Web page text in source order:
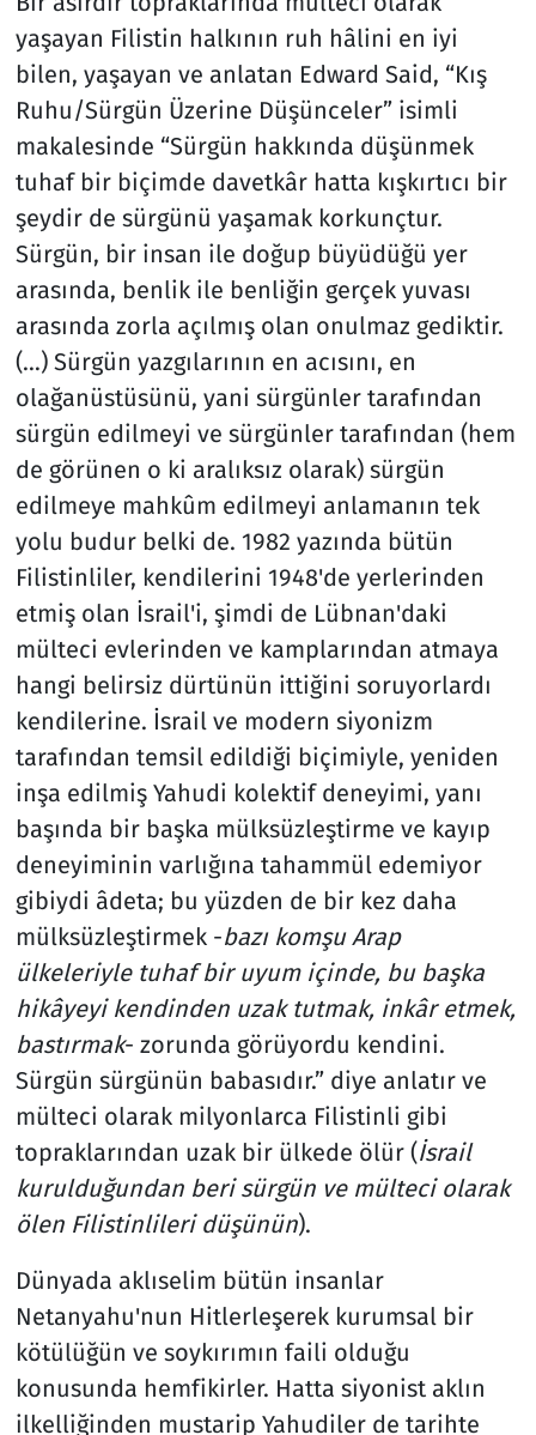
yaşayan Filistin halkının ruh hâlini en iyi
bilen, yaşayan ve anlatan Edward Said, “Kış
Ruhu/Sürgün Üzerine Düşünceler” isimli
makalesinde “Sürgün hakkında düşünmek
tuhaf bir biçimde davetkâr hatta kışkırtıcı bir
şeydir de sürgünü yaşamak korkunçtur.
Sürgün, bir insan ile doğup büyüdüğü yer
arasında, benlik ile benliğin gerçek yuvası
arasında zorla açılmış olan onulmaz gediktir.
(…) Sürgün yazgılarının en acısını, en
olağanüstüsünü, yani sürgünler tarafından
sürgün edilmeyi ve sürgünler tarafından (hem
de görünen o ki aralıksız olarak) sürgün
edilmeye mahkûm edilmeyi anlamanın tek
yolu budur belki de. 1982 yazında bütün
Filistinliler, kendilerini 1948'de yerlerinden
etmiş olan İsrail'i, şimdi de Lübnan'daki
mülteci evlerinden ve kamplarından atmaya
hangi belirsiz dürtünün ittiğini soruyorlardı
kendilerine. İsrail ve modern siyonizm
tarafından temsil edildiği biçimiyle, yeniden
inşa edilmiş Yahudi kolektif deneyimi, yanı
başında bir başka mülksüzleştirme ve kayıp
deneyiminin varlığına tahammül edemiyor
gibiydi âdeta; bu yüzden de bir kez daha
mülksüzleştirmek -bazı komşu Arap
ülkeleriyle tuhaf bir uyum içinde, bu başka
hikâyeyi kendinden uzak tutmak, inkâr etmek,
bastırmak- zorunda görüyordu kendini.
Sürgün sürgünün babasıdır.” diye anlatır ve
mülteci olarak milyonlarca Filistinli gibi
topraklarından uzak bir ülkede ölür (İsrail
kurulduğundan beri sürgün ve mülteci olarak
ölen Filistinlileri düşünün).
Dünyada aklıselim bütün insanlar
Netanyahu'nun Hitlerleşerek kurumsal bir
kötülüğün ve soykırımın faili olduğu
konusunda hemfikirler. Hatta siyonist aklın
ilkelliğinden mustarip Yahudiler de tarihte